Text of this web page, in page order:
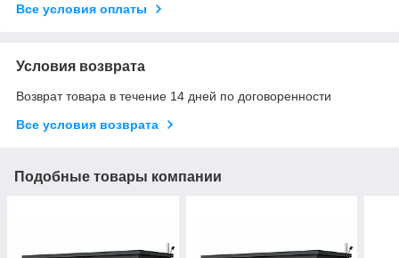
Все условия оплаты
Условия возврата
Возврат товара в течение 14 дней по договоренности
Все условия возврата
Подобные товары компании